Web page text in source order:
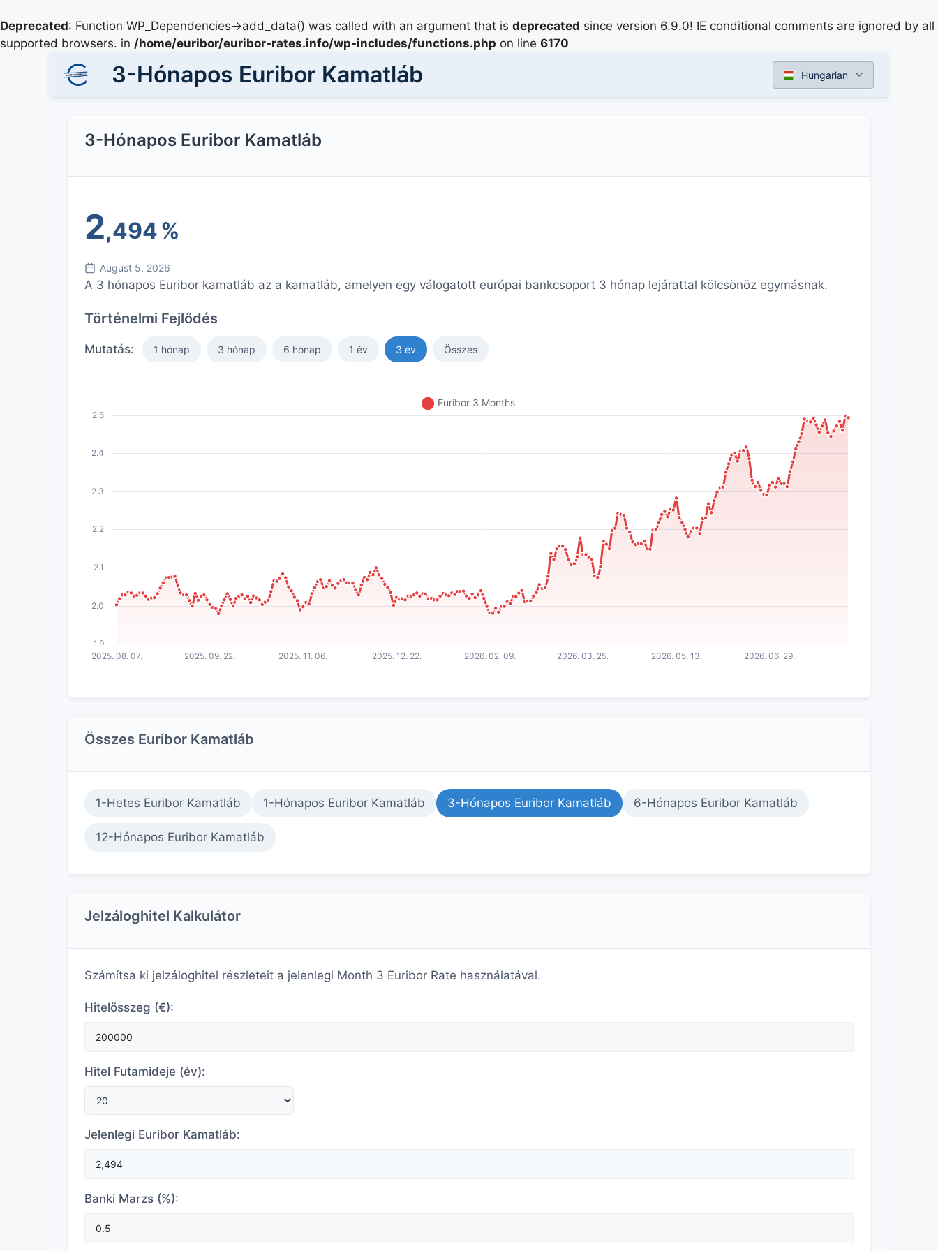
Deprecated: Function WP_Dependencies->add_data() was called with an argument that is deprecated since version 6.9.0! IE conditional comments are ignored by all
supported browsers. in /home/euribor/euribor-rates.info/wp-includes/functions.php on line 6170
3-Hónapos Euribor Kamatláb Hungarian
3-Hónapos Euribor Kamatláb
2,494%
August 5, 2026
A 3 hónapos Euribor kamatláb az a kamatláb, amelyen egy válogatott európai bankcsoport 3 hónap lejárattal kölcsönöz egymásnak.
Történelmi Fejlődés
Mutatás: 1 hónap 3 hónap 6 hónap 1 év 3 év Összes
Összes Euribor Kamatláb
1-Hetes Euribor Kamatláb 1-Hónapos Euribor Kamatláb 3-Hónapos Euribor Kamatláb 6-Hónapos Euribor Kamatláb
12-Hónapos Euribor Kamatláb
Jelzáloghitel Kalkulátor
Számítsa ki jelzáloghitel részleteit a jelenlegi Month 3 Euribor Rate használatával.
Hitelösszeg (€):
Hitel Futamideje (év):
Jelenlegi Euribor Kamatláb:
Banki Marzs (%):